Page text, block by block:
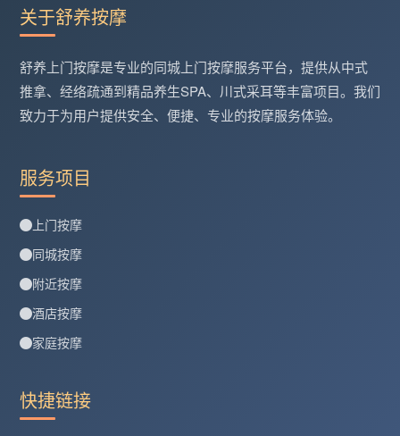
关于舒养按摩
舒养上门按摩是专业的同城上门按摩服务平台，提供从中式
推拿、经络疏通到精品养生SPA、川式采耳等丰富项目。我们
致力于为用户提供安全、便捷、专业的按摩服务体验。
服务项目
上门按摩
同城按摩
附近按摩
酒店按摩
家庭按摩
快捷链接